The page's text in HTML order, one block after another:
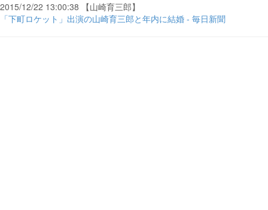
2015/12/22 13:00:38 【山崎育三郎】
「下町ロケット」出演の山崎育三郎と年内に結婚 - 毎日新聞